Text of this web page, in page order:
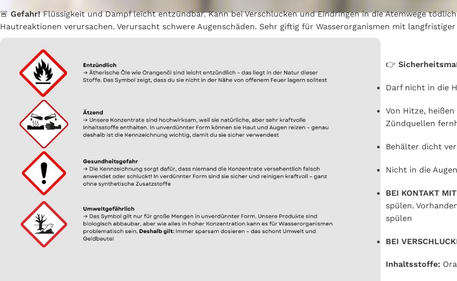
🚨 Gefahr!Flüssigkeit und Dampf leicht entzündbar. Kann bei Verschlucken und Eindringen in die Atemwege
Hautreaktionen verursachen. Verursacht schwere Augenschäden. Sehr giftig für Wasserorganismen mit
👉
Darf nicht in die
Von Hitze,
Zündquellen
Behälter dicht
Nicht in die
BEI KONTAKT
spülen.
spülen
BEI
Inhaltsstoffe: